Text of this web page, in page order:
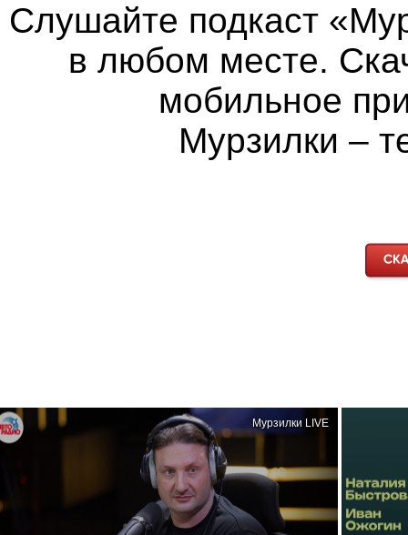
Слушайте подкаст
в любом месте.
мобильное
Мурзилки –
Мурзилки LIVE